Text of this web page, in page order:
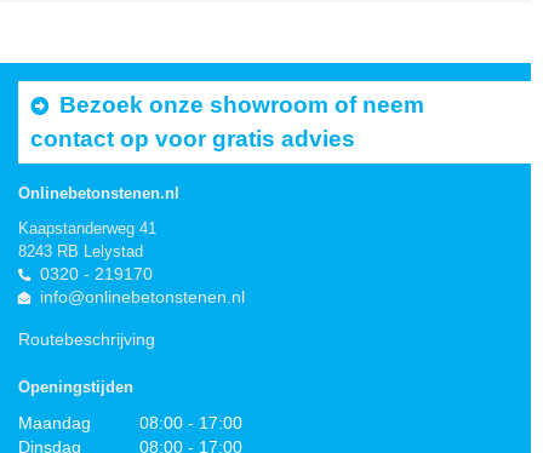
Bezoek onze showroom of neem
contact op voor gratis advies
Onlinebetonstenen.nl
Kaapstanderweg 41
8243 RB Lelystad
0320 - 219170
info@onlinebetonstenen.nl
Routebeschrijving
Openingstijden
Maandag
08:00 - 17:00
Dinsdag
08:00 - 17:00